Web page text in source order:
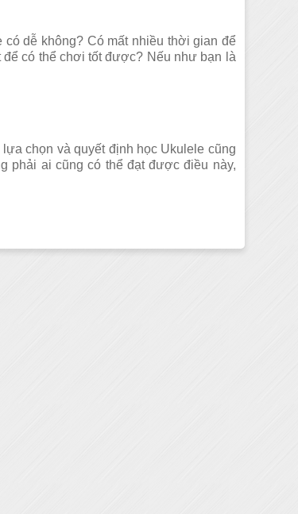
dễ không? Có mất nhiều thời gian để
có thể chơi tốt được? Nếu như bạn là
chọn và quyết định học Ukulele cũng
phải ai cũng có thể đạt được điều này,